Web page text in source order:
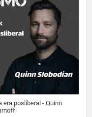
era posliberal - Quinn